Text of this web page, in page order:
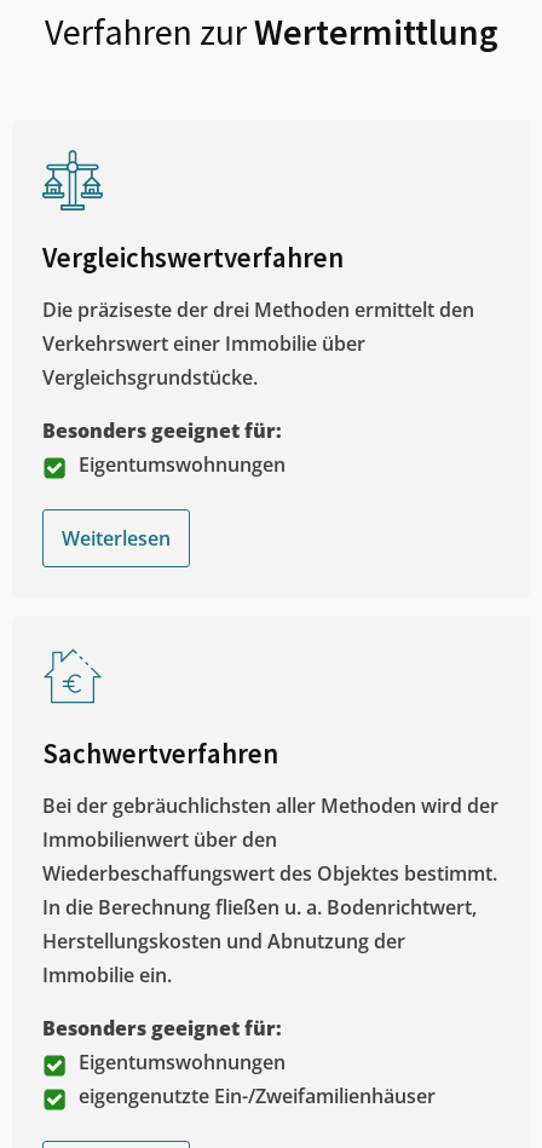
Verfahren zurWertermittlung
Vergleichswertverfahren
Die präziseste der drei Methoden ermittelt den
Verkehrswert einer Immobilie über
Vergleichsgrundstücke.
Besonders geeignet für:
Eigentumswohnungen
Weiterlesen
Sachwertverfahren
Bei der gebräuchlichsten aller Methoden wird der
Immobilienwert über den
Wiederbeschaffungswert des Objektes bestimmt.
In die Berechnung fließen u. a. Bodenrichtwert,
Herstellungskosten und Abnutzung der
Immobilie ein.
Besonders geeignet für:
Eigentumswohnungen
eigengenutzte Ein-/Zweifamilienhäuser